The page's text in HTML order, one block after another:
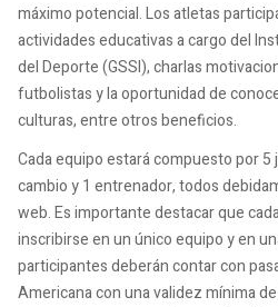
máximo potencial. Los atletas
actividades educativas a cargo del
del Deporte (GSSI), charlas
futbolistas y la oportunidad de
culturas, entre otros beneficios.
Cada equipo estará compuesto por 5
cambio y 1 entrenador, todos
web. Es importante destacar que
inscribirse en un único equipo y en
participantes deberán contar con
Americana con una validez mínima